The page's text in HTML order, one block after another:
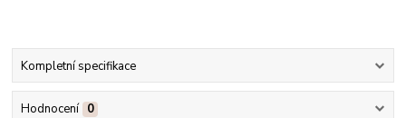
Kompletní specifikace
Hodnocení 0